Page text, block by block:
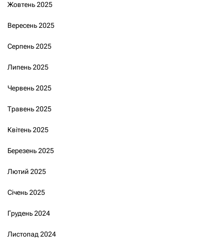
Жовтень 2025
Вересень 2025
Серпень 2025
Липень 2025
Червень 2025
Травень 2025
Квітень 2025
Березень 2025
Лютий 2025
Січень 2025
Грудень 2024
Листопад 2024